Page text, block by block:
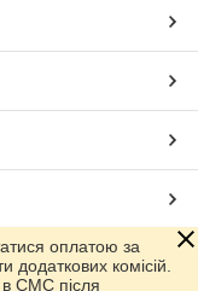
оплатою за
додаткових комісій.
в СМС після